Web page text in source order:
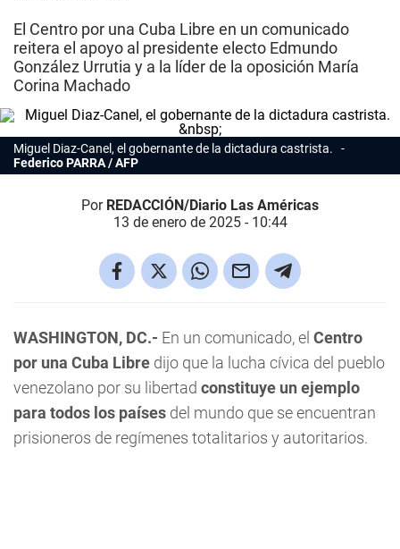
El Centro por una Cuba Libre en un comunicado
reitera el apoyo al presidente electo Edmundo
González Urrutia y a la líder de la oposición María
Corina Machado
Miguel Diaz-Canel, el gobernante de la dictadura castrista.
Federico PARRA / AFP
Por REDACCIÓN/Diario Las Américas
13 de enero de 2025 - 10:44
WASHINGTON, DC.- En un comunicado, el Centro
por una Cuba Libre dijo que la lucha cívica del pueblo
venezolano por su libertad constituye un ejemplo
para todos los países del mundo que se encuentran
prisioneros de regímenes totalitarios y autoritarios.